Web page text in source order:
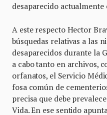
desaparecido actualmente
A este respecto Hector
búsquedas relativas a las
desaparecidos durante la
a cabo tanto en archivos,
orfanatos, el Servicio
fosa común de
precisa que debe
Vida. En ese sentido